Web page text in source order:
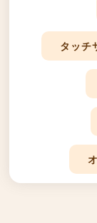
タッチ